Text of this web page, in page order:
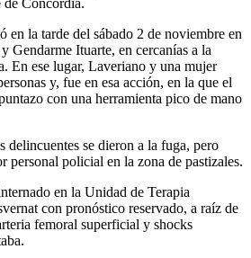
en la tarde del sábado 2 de noviembre en
Gendarme Ituarte, en cercanías a la
En ese lugar, Laveriano y una mujer
y, fue en esa acción, en la que el
con una herramienta pico de mano
delincuentes se dieron a la fuga, pero
personal policial en la zona de pastizales.
en la Unidad de Terapia
con pronóstico reservado, a raíz de
femoral superficial y shocks